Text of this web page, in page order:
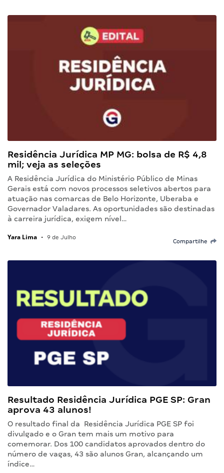
Residência Jurídica MP MG: bolsa de R$ 4,8
mil; veja as seleções
A Residência Jurídica do Ministério Público de Minas
Gerais está com novos processos seletivos abertos para
atuação nas comarcas de Belo Horizonte, Uberaba e
Governador Valadares. As oportunidades são destinadas
à carreira jurídica, exigem nível…
Yara Lima • 9 de Julho
Compartilhe
Resultado Residência Jurídica PGE SP: Gran
aprova 43 alunos!
O resultado final da Residência Jurídica PGE SP foi
divulgado e o Gran tem mais um motivo para
comemorar. Dos 100 candidatos aprovados dentro do
número de vagas, 43 são alunos Gran, alcançando um
índice…